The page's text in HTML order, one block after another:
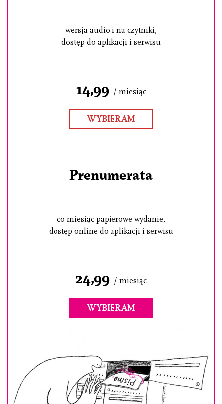
wersja audio i na czytniki,
dostęp do aplikacji i serwisu
14,99 / miesiąc
WYBIERAM
Prenumerata
co miesiąc papierowe wydanie,
dostęp online do aplikacji i serwisu
24,99 / miesiąc
WYBIERAM